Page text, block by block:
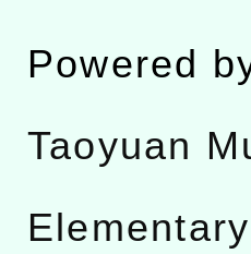
Powered
Taoyuan